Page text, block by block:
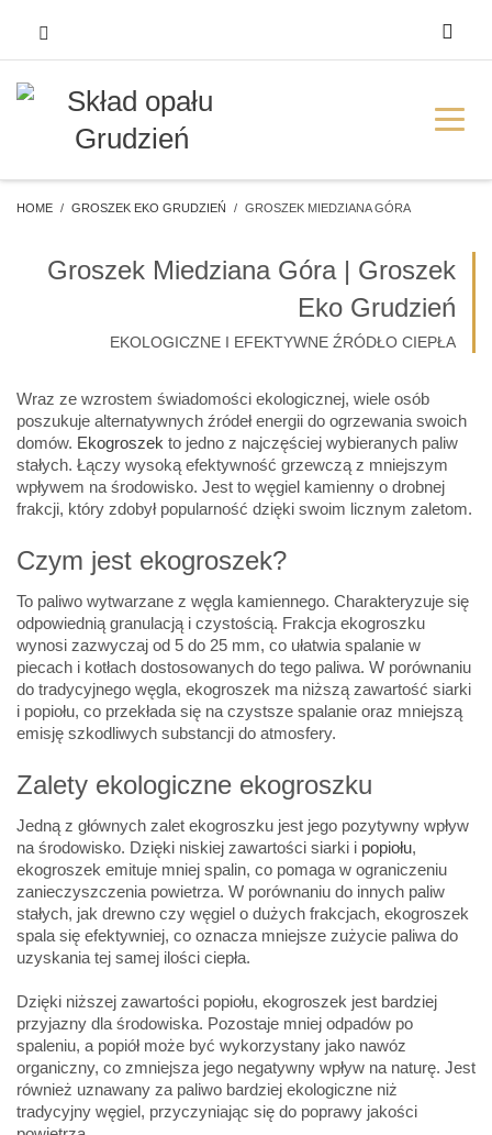
HOME GROSZEK EKO GRUDZIEŃ GROSZEK MIEDZIANA GÓRA
Groszek Miedziana Góra | Groszek
Eko Grudzień
EKOLOGICZNE I EFEKTYWNE ŹRÓDŁO CIEPŁA
Wraz ze wzrostem świadomości ekologicznej, wiele osób
poszukuje alternatywnych źródeł energii do ogrzewania swoich
domów. Ekogroszek to jedno z najczęściej wybieranych paliw
stałych. Łączy wysoką efektywność grzewczą z mniejszym
wpływem na środowisko. Jest to węgiel kamienny o drobnej
frakcji, który zdobył popularność dzięki swoim licznym zaletom.
Czym jest ekogroszek?
To paliwo wytwarzane z węgla kamiennego. Charakteryzuje się
odpowiednią granulacją i czystością. Frakcja ekogroszku
wynosi zazwyczaj od 5 do 25 mm, co ułatwia spalanie w
piecach i kotłach dostosowanych do tego paliwa. W porównaniu
do tradycyjnego węgla, ekogroszek ma niższą zawartość siarki
i popiołu, co przekłada się na czystsze spalanie oraz mniejszą
emisję szkodliwych substancji do atmosfery.
Zalety ekologiczne ekogroszku
Jedną z głównych zalet ekogroszku jest jego pozytywny wpływ
na środowisko. Dzięki niskiej zawartości siarki i popiołu,
ekogroszek emituje mniej spalin, co pomaga w ograniczeniu
zanieczyszczenia powietrza. W porównaniu do innych paliw
stałych, jak drewno czy węgiel o dużych frakcjach, ekogroszek
spala się efektywniej, co oznacza mniejsze zużycie paliwa do
uzyskania tej samej ilości ciepła.
Dzięki niższej zawartości popiołu, ekogroszek jest bardziej
przyjazny dla środowiska. Pozostaje mniej odpadów po
spaleniu, a popiół może być wykorzystany jako nawóz
organiczny, co zmniejsza jego negatywny wpływ na naturę. Jest
również uznawany za paliwo bardziej ekologiczne niż
tradycyjny węgiel, przyczyniając się do poprawy jakości